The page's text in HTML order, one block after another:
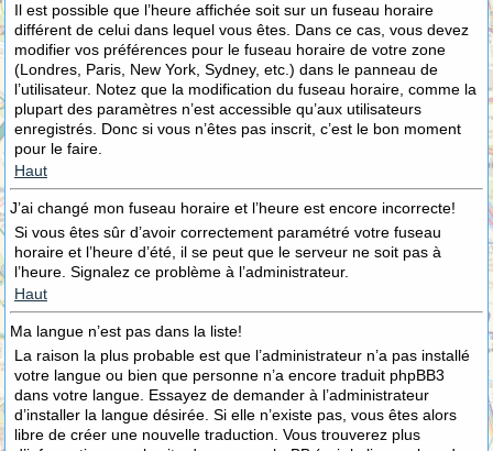
Il est possible que l’heure affichée soit sur un fuseau horaire
différent de celui dans lequel vous êtes. Dans ce cas, vous devez
modifier vos préférences pour le fuseau horaire de votre zone
(Londres, Paris, New York, Sydney, etc.) dans le panneau de
l’utilisateur. Notez que la modification du fuseau horaire, comme la
plupart des paramètres n’est accessible qu’aux utilisateurs
enregistrés. Donc si vous n’êtes pas inscrit, c’est le bon moment
pour le faire.
Haut
J’ai changé mon fuseau horaire et l’heure est encore incorrecte!
Si vous êtes sûr d’avoir correctement paramétré votre fuseau
horaire et l’heure d’été, il se peut que le serveur ne soit pas à
l’heure. Signalez ce problème à l’administrateur.
Haut
Ma langue n’est pas dans la liste!
La raison la plus probable est que l’administrateur n’a pas installé
votre langue ou bien que personne n’a encore traduit phpBB3
dans votre langue. Essayez de demander à l’administrateur
d’installer la langue désirée. Si elle n’existe pas, vous êtes alors
libre de créer une nouvelle traduction. Vous trouverez plus